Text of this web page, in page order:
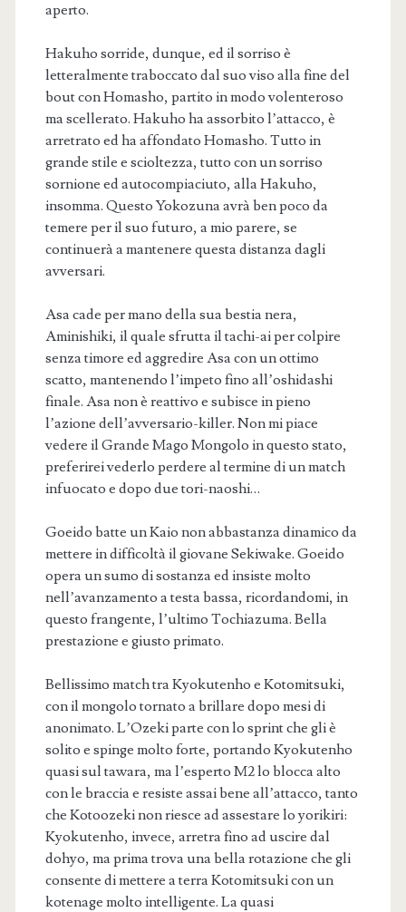
aperto.
Hakuho sorride, dunque, ed il sorriso è
letteralmente traboccato dal suo viso alla fine del
bout con Homasho, partito in modo volenteroso
ma scellerato. Hakuho ha assorbito l’attacco, è
arretrato ed ha affondato Homasho. Tutto in
grande stile e scioltezza, tutto con un sorriso
sornione ed autocompiaciuto, alla Hakuho,
insomma. Questo Yokozuna avrà ben poco da
temere per il suo futuro, a mio parere, se
continuerà a mantenere questa distanza dagli
avversari.
Asa cade per mano della sua bestia nera,
Aminishiki, il quale sfrutta il tachi-ai per colpire
senza timore ed aggredire Asa con un ottimo
scatto, mantenendo l’impeto fino all’oshidashi
finale. Asa non è reattivo e subisce in pieno
l’azione dell’avversario-killer. Non mi piace
vedere il Grande Mago Mongolo in questo stato,
preferirei vederlo perdere al termine di un match
infuocato e dopo due tori-naoshi…
Goeido batte un Kaio non abbastanza dinamico da
mettere in difficoltà il giovane Sekiwake. Goeido
opera un sumo di sostanza ed insiste molto
nell’avanzamento a testa bassa, ricordandomi, in
questo frangente, l’ultimo Tochiazuma. Bella
prestazione e giusto primato.
Bellissimo match tra Kyokutenho e Kotomitsuki,
con il mongolo tornato a brillare dopo mesi di
anonimato. L’Ozeki parte con lo sprint che gli è
solito e spinge molto forte, portando Kyokutenho
quasi sul tawara, ma l’esperto M2 lo blocca alto
con le braccia e resiste assai bene all’attacco, tanto
che Kotoozeki non riesce ad assestare lo yorikiri:
Kyokutenho, invece, arretra fino ad uscire dal
dohyo, ma prima trova una bella rotazione che gli
consente di mettere a terra Kotomitsuki con un
kotenage molto intelligente. La quasi